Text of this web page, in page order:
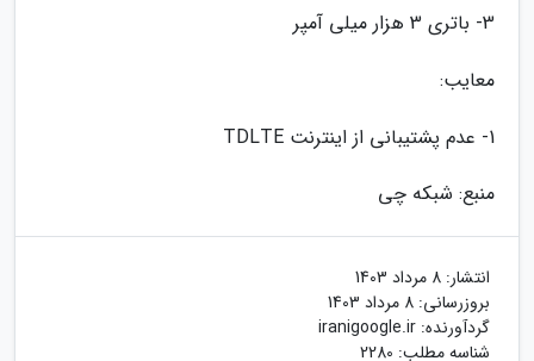
3- باتری 3 هزار میلی آمپر
معایب:
1- عدم پشتیبانی از اینترنت TDLTE
منبع: شبکه چی
انتشار: 8 مرداد 1403
بروزرسانی: 8 مرداد 1403
گردآورنده: iranigoogle.ir
شناسه مطلب: 2280